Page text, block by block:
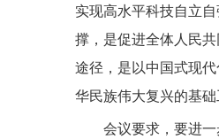
实现高水平科技自立
撑，是促进全体人民
途径，是以中国式现
华民族伟大复兴的基础
会议要求， 要进